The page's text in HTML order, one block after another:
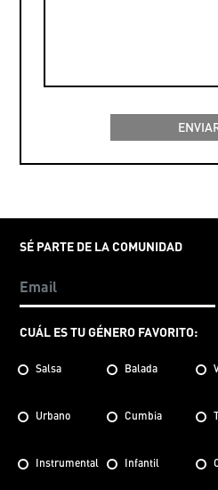
SÉ PARTE DE LA COMUNIDAD
CUÁL ES TU GÉNERO FAVORITO:
Salsa Balada
Urbano Cumbia
Instrumental Infantil